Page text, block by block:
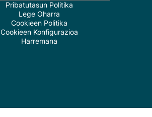
Pribatutasun Politika
Lege Oharra
Cookieen Politika
Cookieen Konfigurazioa
Harremana